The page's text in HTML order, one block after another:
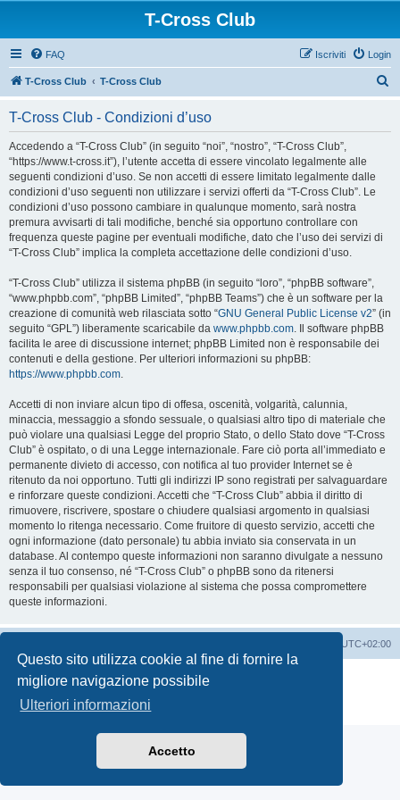
Questo sito utilizza cookie al fine di fornire la
migliore navigazione possibile
Ulteriori informazioni
Accetto
T-Cross Club
FAQ Login
Iscriviti
T-Cross Club T-Cross Club
T-Cross Club - Condizioni d’uso
Accedendo a “T-Cross Club” (in seguito “noi”, “nostro”, “T-Cross Club”,
“https://www.t-cross.it”), l’utente accetta di essere vincolato legalmente alle
seguenti condizioni d’uso. Se non accetti di essere limitato legalmente dalle
condizioni d’uso seguenti non utilizzare i servizi offerti da “T-Cross Club”. Le
condizioni d’uso possono cambiare in qualunque momento, sarà nostra
premura avvisarti di tali modifiche, benché sia opportuno controllare con
frequenza queste pagine per eventuali modifiche, dato che l’uso dei servizi di
“T-Cross Club” implica la completa accettazione delle condizioni d’uso.
“T-Cross Club” utilizza il sistema phpBB (in seguito “loro”, “phpBB software”,
“www.phpbb.com”, “phpBB Limited”, “phpBB Teams”) che è un software per la
creazione di comunità web rilasciata sotto “GNU General Public License v2” (in
seguito “GPL”) liberamente scaricabile da www.phpbb.com. Il software phpBB
facilita le aree di discussione internet; phpBB Limited non è responsabile dei
contenuti e della gestione. Per ulteriori informazioni su phpBB:
https://www.phpbb.com.
Accetti di non inviare alcun tipo di offesa, oscenità, volgarità, calunnia,
minaccia, messaggio a sfondo sessuale, o qualsiasi altro tipo di materiale che
può violare una qualsiasi Legge del proprio Stato, o dello Stato dove “T-Cross
Club” è ospitato, o di una Legge internazionale. Fare ciò porta all’immediato e
permanente divieto di accesso, con notifica al tuo provider Internet se è
ritenuto da noi opportuno. Tutti gli indirizzi IP sono registrati per salvaguardare
e rinforzare queste condizioni. Accetti che “T-Cross Club” abbia il diritto di
rimuovere, riscrivere, spostare o chiudere qualsiasi argomento in qualsiasi
momento lo ritenga necessario. Come fruitore di questo servizio, accetti che
ogni informazione (dato personale) tu abbia inviato sia conservata in un
database. Al contempo queste informazioni non saranno divulgate a nessuno
senza il tuo consenso, né “T-Cross Club” o phpBB sono da ritenersi
responsabili per qualsiasi violazione al sistema che possa compromettere
queste informazioni.
UTC+02:00
Creato da
® Forum Software © phpBB Limited
Traduzione Italiana